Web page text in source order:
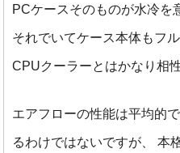
PCケースそのものが水冷を
それでいてケース本体もフ
CPUクーラーとはかなり相
エアフローの性能は平均的
るわけではないですが、 本